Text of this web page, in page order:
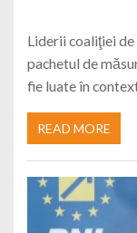
Liderii coaliţiei de
pachetul de
fie luate în
READ MORE